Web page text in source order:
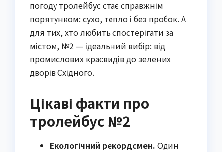
погоду тролейбус стає справжнім
порятунком: сухо, тепло і без пробок. А
для тих, хто любить спостерігати за
містом, №2 — ідеальний вибір: від
промислових краєвидів до зелених
дворів Східного.
Цікаві факти про
тролейбус №2
Екологічний рекордсмен. Один